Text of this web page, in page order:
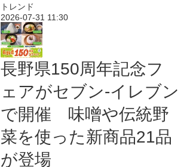
トレンド
2026-07-31 11:30
長野県150周年記念フ
ェアがセブン-イレブン
で開催 味噌や伝統野
菜を使った新商品21品
が登場